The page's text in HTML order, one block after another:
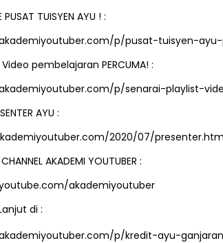
PUSAT TUISYEN AYU ! :
p/pusat-tuisyen-
Video pembelajaran PERCUMA! :
p/senarai-playlist-
AYU :
2020/07/
AKADEMI YOUTUBER :
akademiyoutuber
di :
p/kredit-ayu-